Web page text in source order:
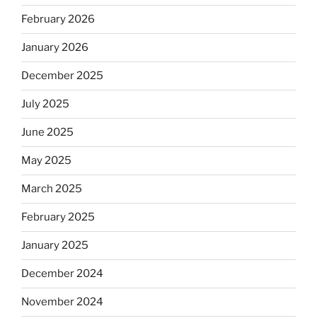
February 2026
January 2026
December 2025
July 2025
June 2025
May 2025
March 2025
February 2025
January 2025
December 2024
November 2024